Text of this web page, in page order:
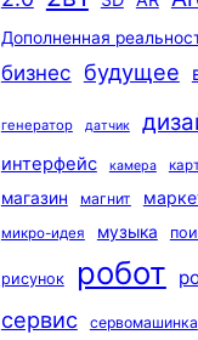
Дополненная
бизнес будущее
генератор датчик
интерфейс камера
магазин магнит
микро-идея музыка
рисунок робот
сервис сервомашинка